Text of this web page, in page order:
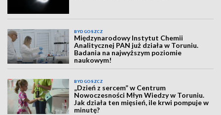
BYDGOSZCZ
Międzynarodowy Instytut Chemii
Analitycznej PAN już działa w Toruniu.
Badania na najwyższym poziomie
naukowym!
BYDGOSZCZ
„Dzień z sercem” w Centrum
Nowoczesności Młyn Wiedzy w Toruniu.
Jak działa ten mięsień, ile krwi pompuje w
minutę?